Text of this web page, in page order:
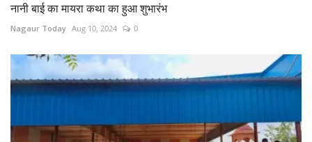
नानी बाई का मायरा कथा का हुआ शुभारंभ
Nagaur Today Aug 10, 2024 0